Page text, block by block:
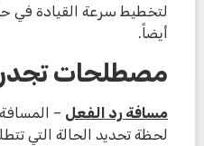
لتخطيط سرعة القيادة في
أيضاً.
مصطلحات تجدر
مسافة رد الفعل –
لحظة تحديد الحالة التي